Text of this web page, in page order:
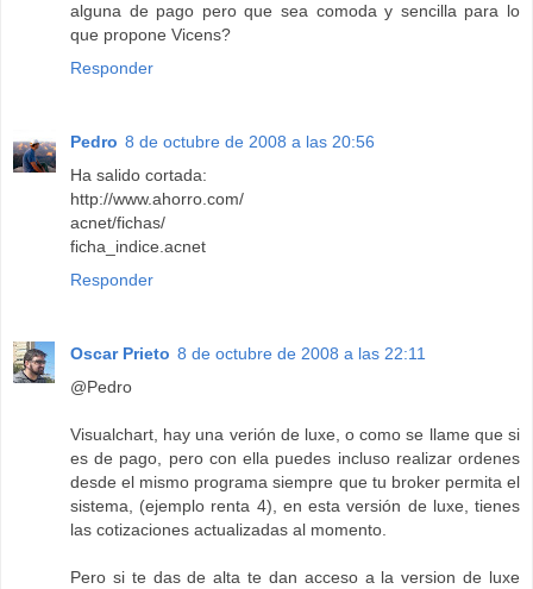
alguna de pago pero que sea comoda y sencilla para lo
que propone Vicens?
Responder
Pedro 8 de octubre de 2008 a las 20:56
Ha salido cortada:
http://www.ahorro.com/
acnet/fichas/
ficha_indice.acnet
Responder
Oscar Prieto 8 de octubre de 2008 a las 22:11
@Pedro
Visualchart, hay una verión de luxe, o como se llame que si
es de pago, pero con ella puedes incluso realizar ordenes
desde el mismo programa siempre que tu broker permita el
sistema, (ejemplo renta 4), en esta versión de luxe, tienes
las cotizaciones actualizadas al momento.
Pero si te das de alta te dan acceso a la version de luxe